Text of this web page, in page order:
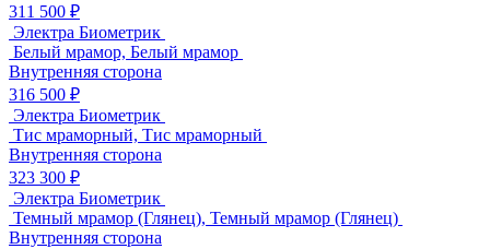
311 500 ₽
Электра Биометрик
Белый мрамор, Белый мрамор
Внутренняя сторона
316 500 ₽
Электра Биометрик
Тис мраморный, Тис мраморный
Внутренняя сторона
323 300 ₽
Электра Биометрик
Темный мрамор (Глянец), Темный мрамор (Глянец)
Внутренняя сторона